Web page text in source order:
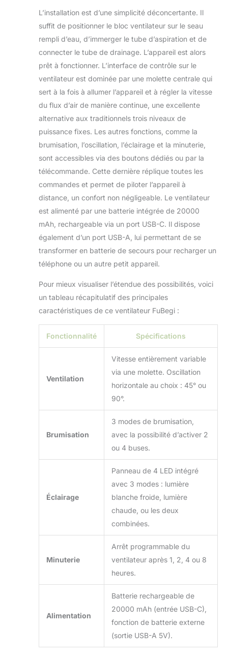
différents réglages de vitesse. Il offre
une sensation rafraîchissante qui a
été une bouée de sauvetage pendant
l'été étouffant, surtout lorsque vous
jouez au pickleball pendant 2 à 3
heures sous le soleil. Idéal pour
l'extérieur : il est incroyable pour les
barbecues de golf ou les fêtes en
également incroyable pour le camping
en remorque, en particulier dans les
endroits où vous n'avez pas de
branchement électrique, vous
du chemin. Il est idéal pour le lieu de
travail en plein air, le porche, la
terrasse, la cour, la ferme, le pique-
nique et la tente, pendant la
randonnée, le golf et plus encore. Il
est compact et lorsque vous avez fini
de l'utiliser, vous avez juste à jeter
l'eau et le fermer. Facile à transporter :
le ventilateur brumisateur est un
merveilleux cadeau d'été pour
quelqu'un qui aime le golf, le camping,
les voyages, les pique-niques et les
portable ne pèse que 2 kg et il peut
être facilement transporté et vous
accompagner lors de vos voyages en
plein air Il dispose de plusieurs
modes de brumisation et fonctionne
frais mais pas mouillé.
L’installation est d’une simplicité déconcertante. Il
suffit de positionner le bloc ventilateur sur le seau
rempli d’eau, d’immerger le tube d’aspiration et de
connecter le tube de drainage. L’appareil est alors
prêt à fonctionner. L’interface de contrôle sur le
ventilateur est dominée par une molette centrale qui
sert à la fois à allumer l’appareil et à régler la vitesse
du flux d’air de manière continue, une excellente
alternative aux traditionnels trois niveaux de
puissance fixes. Les autres fonctions, comme la
brumisation, l’oscillation, l’éclairage et la minuterie,
sont accessibles via des boutons dédiés ou par la
télécommande. Cette dernière réplique toutes les
commandes et permet de piloter l’appareil à
distance, un confort non négligeable. Le ventilateur
est alimenté par une batterie intégrée de 20000
mAh, rechargeable via un port USB-C. Il dispose
également d’un port USB-A, lui permettant de se
transformer en batterie de secours pour recharger un
téléphone ou un autre petit appareil.
Pour mieux visualiser l’étendue des possibilités, voici
un tableau récapitulatif des principales
caractéristiques de ce ventilateur FuBegi :
Fonctionnalité Spécifications
Ventilation
Vitesse entièrement variable
via une molette. Oscillation
horizontale au choix : 45° ou
90°.
Brumisation
3 modes de brumisation,
avec la possibilité d’activer 2
ou 4 buses.
Éclairage
Panneau de 4 LED intégré
avec 3 modes : lumière
blanche froide, lumière
chaude, ou les deux
combinées.
Minuterie
Arrêt programmable du
ventilateur après 1, 2, 4 ou 8
heures.
Alimentation
Batterie rechargeable de
20000 mAh (entrée USB-C),
fonction de batterie externe
(sortie USB-A 5V).